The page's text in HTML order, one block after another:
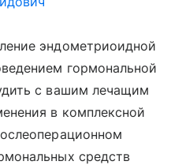
эндометриоидной
гормональной
с вашим лечащим
в комплексной
средств